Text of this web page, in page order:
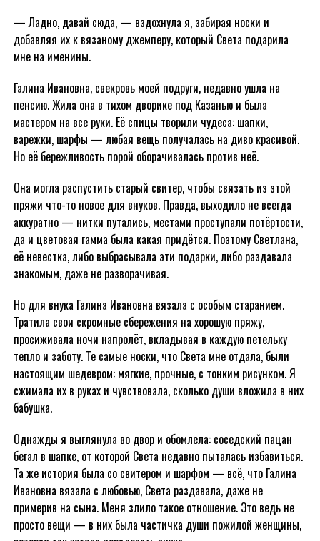
— Ладно, давай сюда, — вздохнула я, забирая носки и
добавляя их к вязаному джемперу, который Света подарила
мне на именины.
Галина Ивановна, свекровь моей подруги, недавно ушла на
пенсию. Жила она в тихом дворике под Казанью и была
мастером на все руки. Её спицы творили чудеса: шапки,
варежки, шарфы — любая вещь получалась на диво красивой.
Но её бережливость порой оборачивалась против неё.
Она могла распустить старый свитер, чтобы связать из этой
пряжи что-то новое для внуков. Правда, выходило не всегда
аккуратно — нитки путались, местами проступали потёртости,
да и цветовая гамма была какая придётся. Поэтому Светлана,
её невестка, либо выбрасывала эти подарки, либо раздавала
знакомым, даже не разворачивая.
Но для внука Галина Ивановна вязала с особым старанием.
Тратила свои скромные сбережения на хорошую пряжу,
просиживала ночи напролёт, вкладывая в каждую петельку
тепло и заботу. Те самые носки, что Света мне отдала, были
настоящим шедевром: мягкие, прочные, с тонким рисунком. Я
сжимала их в руках и чувствовала, сколько души вложила в них
бабушка.
Однажды я выглянула во двор и обомлела: соседский пацан
бегал в шапке, от которой Света недавно пыталась избавиться.
Та же история была со свитером и шарфом — всё, что Галина
Ивановна вязала с любовью, Света раздавала, даже не
примерив на сына. Меня злило такое отношение. Это ведь не
просто вещи — в них была частичка души пожилой женщины,